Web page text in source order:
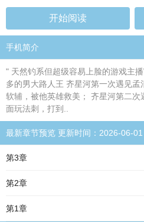
开始阅读
手机简介
" 天然钓系但超级容易上脸的游戏主
多的男大路人王 齐星河第一次遇见
软辅，被他英雄救美； 齐星河第二
面玩法刺，打到..
最新章节预览 更新时间：2026-06-
第3章
第2章
第1章